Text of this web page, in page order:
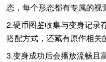
态，每个形态都有专属的视
2.硬币图鉴收集与变身记录
搭配方式，还藏有原作相关
3.变身成功后会播放流畅且